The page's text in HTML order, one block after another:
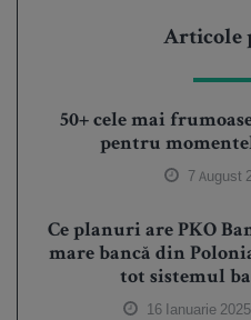
Articole
50+ cele mai
pentru
7 August
Ce planuri are PKO
mare bancă din
tot sistemul
16 Ianuarie